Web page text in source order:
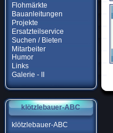
Flohmärkte
Bauanleitungen
Projekte
Ersatzteilservice
Suchen / Bieten
Mitarbeiter
Humor
Links
Galerie - II
klötzlebauer-ABC
klötzlebauer-ABC